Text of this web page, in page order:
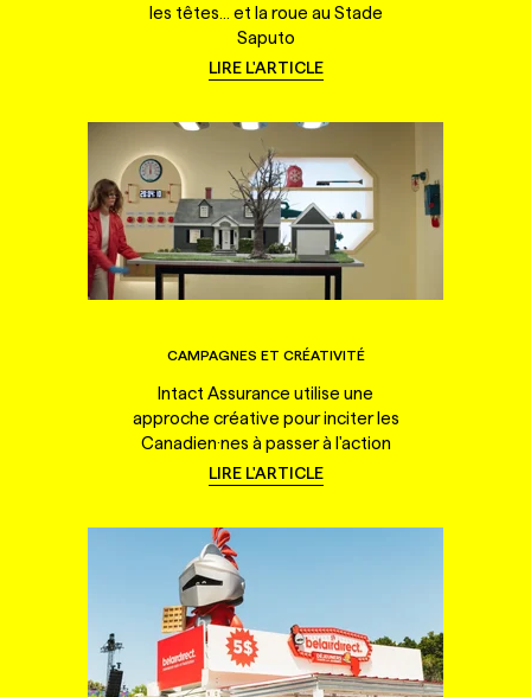
les têtes... et la roue au Stade
Saputo
LIRE L'ARTICLE
CAMPAGNES ET CRÉATIVITÉ
Intact Assurance utilise une
approche créative pour inciter les
Canadien·nes à passer à l'action
LIRE L'ARTICLE